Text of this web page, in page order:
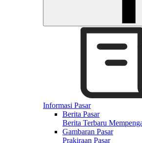
Informasi Pasar
Berita Pasar
Berita Terbaru
Gambaran Pasar
Prakiraan Pasar